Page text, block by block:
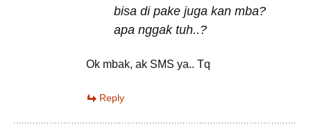
bisa di pake juga kan mba?
apa nggak tuh..?
Ok mbak, ak SMS ya.. Tq
Reply